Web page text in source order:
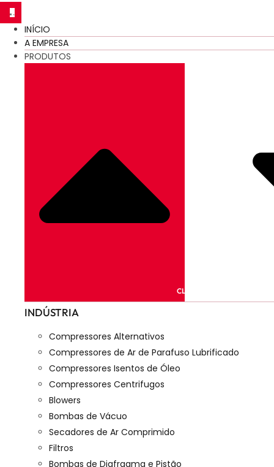
INÍCIO
A EMPRESA
PRODUTOS
CLOSE PRODUTOS
INDÚSTRIA
Compressores Alternativos
Compressores de Ar de Parafuso Lubrificado
Compressores Isentos de Óleo
Compressores Centrifugos
Blowers
Bombas de Vácuo
Secadores de Ar Comprimido
Filtros
Bombas de Diafragma e Pistão